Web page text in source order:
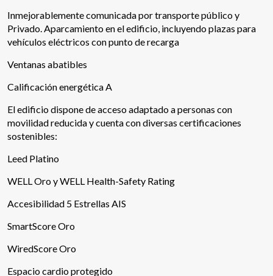
Inmejorablemente comunicada por transporte público y
Privado. Aparcamiento en el edificio, incluyendo plazas para
vehículos eléctricos con punto de recarga
Ventanas abatibles
Calificación energética A
El edificio dispone de acceso adaptado a personas con
movilidad reducida y cuenta con diversas certificaciones
sostenibles:
Leed Platino
WELL Oro y WELL Health-Safety Rating
Accesibilidad 5 Estrellas AIS
SmartScore Oro
WiredScore Oro
Espacio cardio protegido
Este sitio web utiliza Cookies propias para recopilar
Si continua navegando, supone la aceptación de la